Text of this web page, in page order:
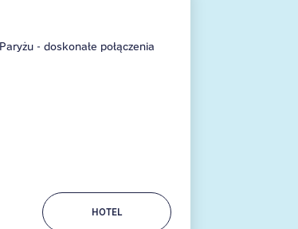
- doskonałe połączenia
HOTEL